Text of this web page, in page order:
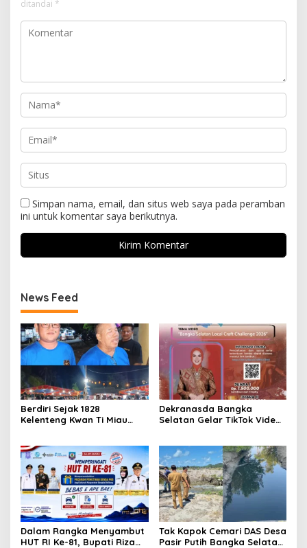
ditandai *
Simpan nama, email, dan situs web saya pada peramban
ini untuk komentar saya berikutnya.
News Feed
Berdiri Sejak 1828
Kelenteng Kwan Ti Miau
Meriah
Dekranasda Bangka
Selatan Gelar TikTok Video
Dalam Rangka Menyambut
HUT RI Ke-81, Bupati Riza
Tak Kapok Cemari DAS Desa
Pasir Putih Bangka Selatan,